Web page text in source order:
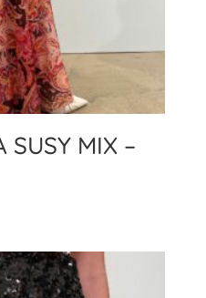
SUSY MIX –